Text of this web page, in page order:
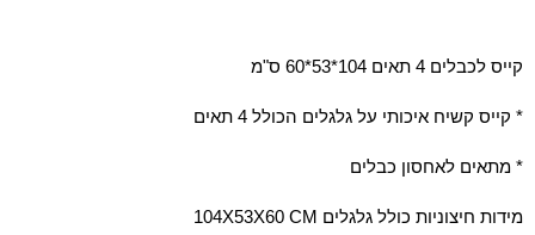
קייס לכבלים 4 תאים 104*53*60 ס"מ
* קייס קשיח איכותי על גלגלים הכולל 4 תאים
* מתאים לאחסון כבלים
מידות חיצוניות כולל גלגלים 104X53X60 CM